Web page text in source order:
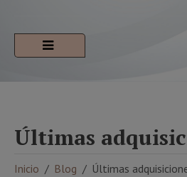
Últimas
Inicio Blog Últimas